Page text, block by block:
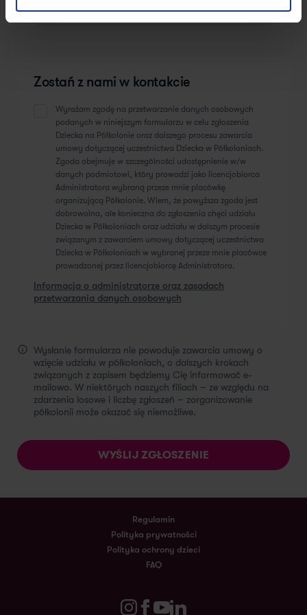
Zostań z nami w kontakcie
Wyrażam zgodę na przetwarzanie danych osobowych
podanych w niniejszym formularzu w celu zgłoszenia
Dziecka na Półkolonie oraz dalszego procesu zawarcia
umowy dotyczącej uczestnictwa Dziecka w Półkoloniach.
Zgoda obejmuje w szczególności udostępnienie w/w
danych podmiotowi, który prowadzi jako licencjobiorca
Administratora wybraną przeze mnie placówkę
organizującą Półkolonie. Wiem, że powyższa zgoda jest
dobrowolna, ale konieczna do zgłoszenia chęci udziału
Dziecka w Półkoloniach oraz udziału w dalszym procesie
związanym z zawarciem umowy dotyczącej uczestnictwa
Dziecka w Półkoloniach w wybranej przeze mnie placówce
prowadzonej przez licencjobiorcę Administratora.
Informacja o administratorze oraz zasadach
przetwarzania danych osobowych
Wysłanie formularza nie powoduje zawarcia umowy o
wzięcie udziału w półkoloniach, o dalszych krokach
związanych z zapisem będziemy Cię informować e-
mailowo. W niektórych naszych filiach – ze względu na
zdarzenia losowe i liczbę zgłoszeń – zorganizowanie
półkolonii może okazać się niemożliwe.
Regulamin
Polityka prywatności
Polityka ochrony dzieci
FAQ